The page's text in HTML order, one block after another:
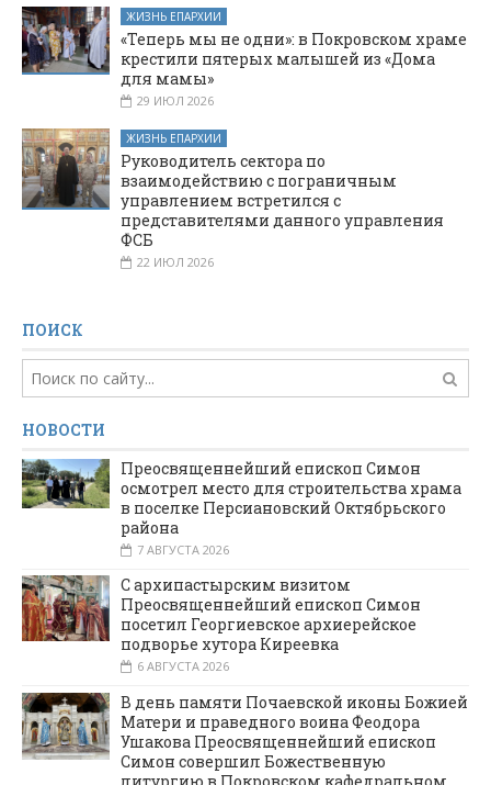
ЖИЗНЬ ЕПАРХИИ
«Теперь мы не одни»: в Покровском храме
крестили пятерых малышей из «Дома
для мамы»
29 ИЮЛ 2026
ЖИЗНЬ ЕПАРХИИ
Руководитель сектора по
взаимодействию с пограничным
управлением встретился с
представителями данного управления
ФСБ
22 ИЮЛ 2026
ПОИСК
НОВОСТИ
Преосвященнейший епископ Симон
осмотрел место для строительства храма
в поселке Персиановский Октябрьского
района
7 АВГУСТА 2026
С архипастырским визитом
Преосвященнейший епископ Симон
посетил Георгиевское архиерейское
подворье хутора Киреевка
6 АВГУСТА 2026
В день памяти Почаевской иконы Божией
Матери и праведного воина Феодора
Ушакова Преосвященнейший епископ
Симон совершил Божественную
литургию в Покровском кафедральном